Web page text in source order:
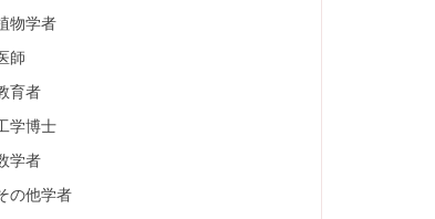
物学者
師
育者
学博士
学者
の他学者